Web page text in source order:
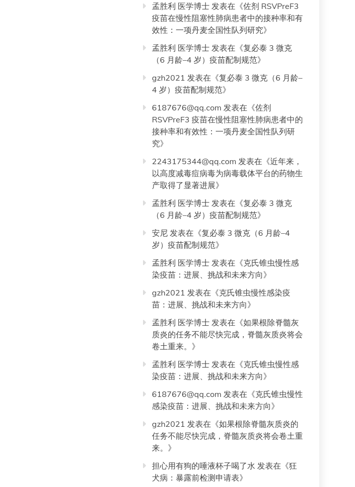
孟胜利 医学博士 发表在《佐剂 RSVPreF3
疫苗在慢性阻塞性肺病患者中的接种率和有
效性：一项丹麦全国性队列研究》
孟胜利 医学博士 发表在《复必泰 3 微克
（6 月龄–4 岁）疫苗配制规范》
gzh2021 发表在《复必泰 3 微克（6 月龄–
4 岁）疫苗配制规范》
6187676@qq.com 发表在《佐剂
RSVPreF3 疫苗在慢性阻塞性肺病患者中的
接种率和有效性：一项丹麦全国性队列研
究》
2243175344@qq.com 发表在《近年来，
以高度减毒痘病毒为病毒载体平台的药物生
产取得了显著进展》
孟胜利 医学博士 发表在《复必泰 3 微克
（6 月龄–4 岁）疫苗配制规范》
安尼 发表在《复必泰 3 微克（6 月龄–4
岁）疫苗配制规范》
孟胜利 医学博士 发表在《克氏锥虫慢性感
染疫苗：进展、挑战和未来方向》
gzh2021 发表在《克氏锥虫慢性感染疫
苗：进展、挑战和未来方向》
孟胜利 医学博士 发表在《如果根除脊髓灰
质炎的任务不能尽快完成，脊髓灰质炎将会
卷土重来。 》
孟胜利 医学博士 发表在《克氏锥虫慢性感
染疫苗：进展、挑战和未来方向》
6187676@qq.com 发表在《克氏锥虫慢性
感染疫苗：进展、挑战和未来方向》
gzh2021 发表在《如果根除脊髓灰质炎的
任务不能尽快完成，脊髓灰质炎将会卷土重
来。 》
担心用有狗的唾液杯子喝了水 发表在《狂
犬病：暴露前检测申请表》